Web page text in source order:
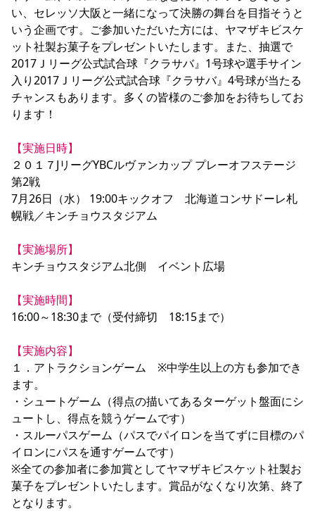
アウェイツアー
アウェイツアー
よくある質問
よくある質問
スポーツクラブ
スポーツクラブ
関連団体/施設
長居公園 セレッソフットサルパーク
セレッソフットサルパーク長居
セレッソスポーツパーク舞洲 YANMAR HANASAKA STADIUM
セレッソ大阪アカデミー
大人のサッカースクール
い、セレッソ大阪と一緒になって決勝の舞台を目指そうと
いう企画です。ご参加いただいた方には、ヤマザキビスケ
ット社製お菓子をプレゼントいたします。また、抽選で
2017Ｊリーグ公式試合球『クラサバ』1号球や選手サイン
入り2017Ｊリーグ公式試合球『クラサバ』4号球が当たる
チャンスもあります。多くの皆様のご参加をお待ちしてお
ります！
【実施日時】
２０１７JリーグYBCルヴァンカップ プレーオフステージ
第2戦
7月26日（水） 19:00キックオフ　北海道コンサドーレ札
幌戦／キンチョウスタジアム
【実施場所】
キンチョウスタジアム北側　イベント広場
【実施時間】
16:00～18:30まで（受付締切　18:15まで）
【実施内容】
１．アトラクションゲーム　※中学生以上の方も参加でき
ます。
・シュートゲーム（得点の描いてあるターゲット盤面にシ
ュートし、得点を競うゲームです）
・スルーパスゲーム（パスでパイロンを当てずに目標のパ
イロンにパスを通すゲームです）
※全ての参加者に参加賞としてヤマザキビスケット社製お
菓子をプレゼントいたします。賞品がなくなり次第、終了
となります。